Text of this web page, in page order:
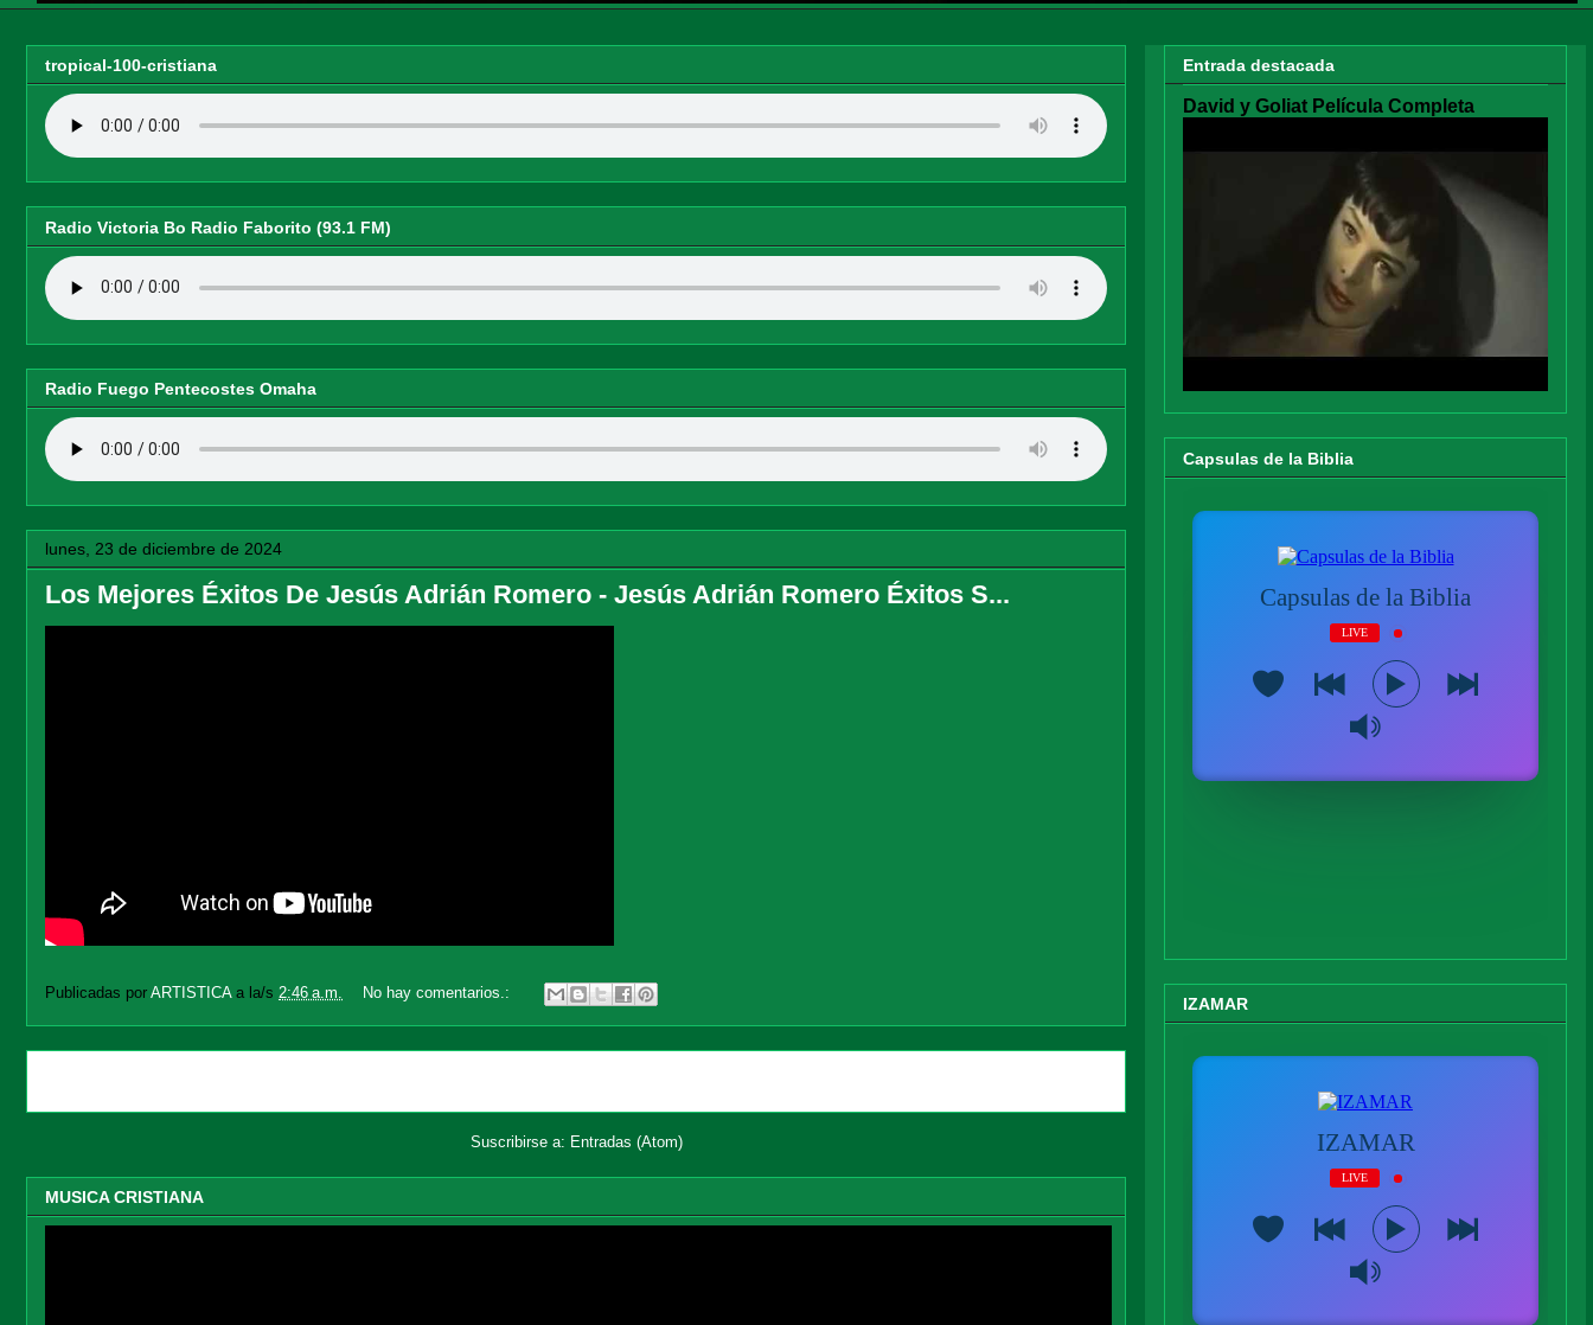
tropical-100-cristiana
Radio Victoria Bo Radio Faborito (93.1 FM)
Radio Fuego Pentecostes Omaha
lunes, 23 de diciembre de 2024
Los Mejores Éxitos De Jesús Adrián Romero - Jesús Adrián Romero Éxitos S...
Publicadas por ARTISTICA a la/s 2:46 a.m. No hay comentarios.:
Suscribirse a: Entradas (Atom)
MUSICA CRISTIANA
Entrada destacada
David y Goliat Película Completa
Capsulas de la Biblia
IZAMAR